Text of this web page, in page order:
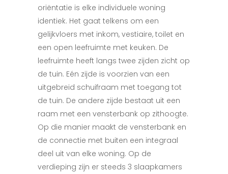
oriëntatie is elke individuele woning
identiek. Het gaat telkens om een
gelijkvloers met inkom, vestiaire, toilet en
een open leefruimte met keuken. De
leefruimte heeft langs twee zijden zicht op
de tuin. Eén zijde is voorzien van een
uitgebreid schuifraam met toegang tot
de tuin. De andere zijde bestaat uit een
raam met een vensterbank op zithoogte.
Op die manier maakt de vensterbank en
de connectie met buiten een integraal
deel uit van elke woning. Op de
verdieping zijn er steeds 3 slaapkamers